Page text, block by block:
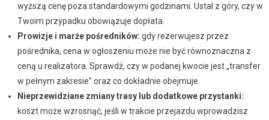
wyższą cenę poza standardowymi godzinami. Ustal z góry, czy w
Twoim przypadku obowiązuje dopłata.
Prowizje i marże pośredników: gdy rezerwujesz przez
pośrednika, cena w ogłoszeniu może nie być równoznaczna z
ceną u realizatora. Sprawdź, czy w podanej kwocie jest „transfer
w pełnym zakresie” oraz co dokładnie obejmuje.
Nieprzewidziane zmiany trasy lub dodatkowe przystanki:
koszt może wzrosnąć, jeśli w trakcie przejazdu wprowadzisz